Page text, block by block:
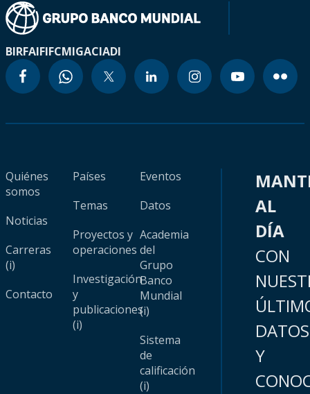
BIRFAIFIFCMIGACIADI
Quiénes
somos
Noticias
Carreras
(i)
Contacto
Países
Temas
Proyectos y
operaciones
Investigación
y
publicaciones
(i)
Eventos
Datos
Academia
del
Grupo
Banco
Mundial
(i)
Sistema
de
calificación
(i)
AL
DÍA
CON
DATOS
Y